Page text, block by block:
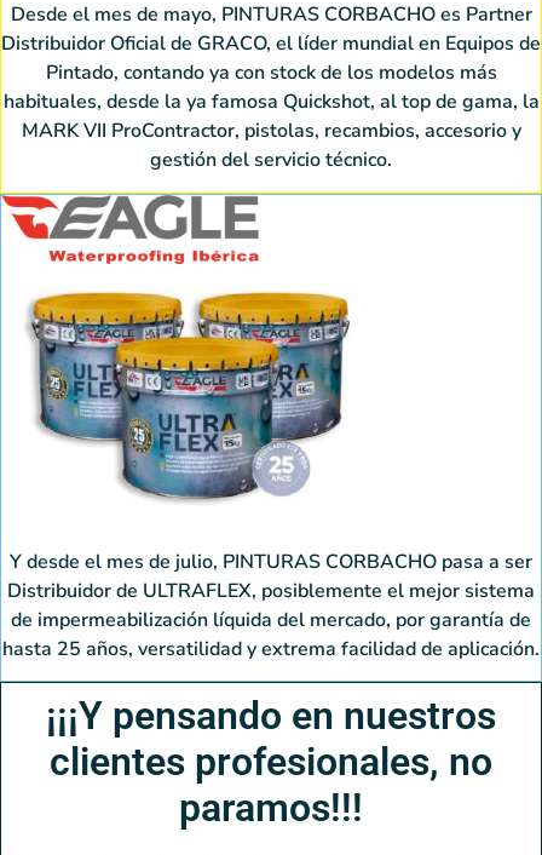
Desde el mes de mayo, PINTURAS CORBACHO es Partner
Distribuidor Oficial de GRACO, el líder mundial en Equipos de
Pintado, contando ya con stock de los modelos más
habituales, desde la ya famosa Quickshot, al top de gama, la
MARK VII ProContractor, pistolas, recambios, accesorio y
gestión del servicio técnico.
Y desde el mes de julio, PINTURAS CORBACHO pasa a ser
Distribuidor de ULTRAFLEX, posiblemente el mejor sistema
de impermeabilización líquida del mercado, por garantía de
hasta 25 años, versatilidad y extrema facilidad de aplicación.
¡¡¡Y pensando en nuestros
clientes profesionales, no
paramos!!!